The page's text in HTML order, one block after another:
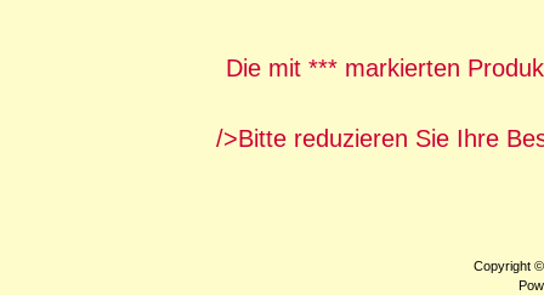
Die mit *** markierten
/>Bitte reduzieren Sie Ihre
Copyright